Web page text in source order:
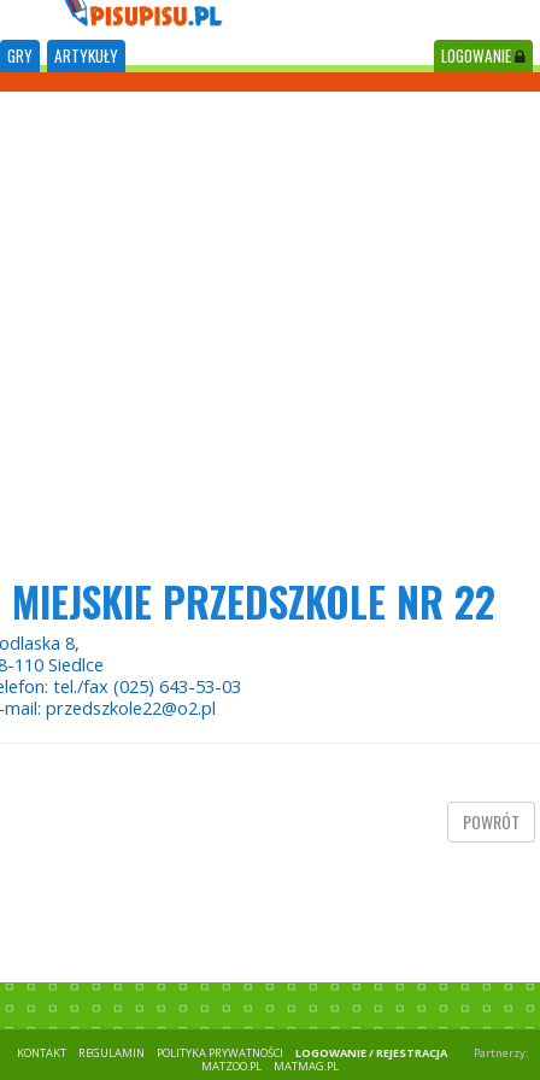
GRY ARTYKUŁY LOGOWANIE
MIEJSKIE PRZEDSZKOLE NR 22
8,
110 Siedlce
tel./fax (025) 643-53-03
przedszkole22@o2.pl
POWRÓT
KONTAKT REGULAMIN POLITYKA PRYWATNOŚCI LOGOWANIE / REJESTRACJA
Partnerzy:
MATZOO.PL
MATMAG.PL